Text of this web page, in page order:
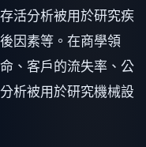
活分析被用於研究疾
因素等。在商學領
、客戶的流失率、公
析被用於研究機械設